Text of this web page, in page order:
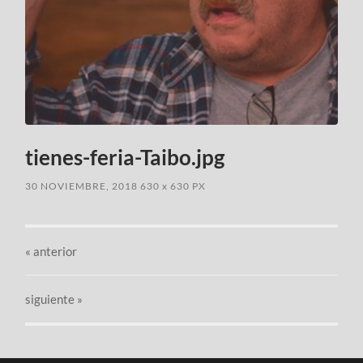
tienes-feria-Taibo.jpg
30 NOVIEMBRE, 2018 630x 630 PX
«anterior
siguiente »